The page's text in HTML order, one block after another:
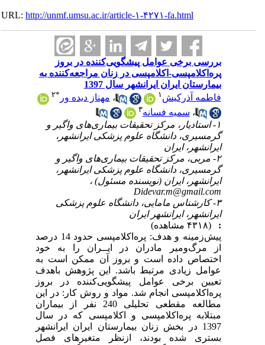
URL:http://unmf.umsu.ac.ir/article-۱-۴۲۷۱-fa.html
بررسی برخی عوامل پیشگویی‌کننده در بروز
پره‌اکلامپسی-اکلامپسی در زنان مراجعه‌کننده به
بیمارستان ایران ایرانشهر سال 1397
فاطمه آذرکیش۱ ،مهناز دیده ور ۲
،سمیه فسانه۳
۱- استادیار، مرکز تحقیقات بیماری‌های واگیر و
گرمسیری، دانشگاه علوم پزشکی ایرانشهر،
ایرانشهر، ایران
۲- مربی، مرکز تحقیقات بیماری‌های واگیر و
گرمسیری، دانشگاه علوم پزشکی ایرانشهر،
ایرانشهر، ایران (نویسنده مسئول) ،
Didevar.m@gmail.com
۳- کارشناس مامایی، دانشگاه علوم پزشکی
ایرانشهر، ایرانشهر ایران
پیش‌زمینه و هدف: پره‌اکلامپسی حدود 14 درصد
از مرگ‌ومیر مادران در ایــران را به خود
اختصاص داده است و بروز آن ممکن است به
عوامل زیادی مرتبط باشد. این پژوهش باهدف
تعیین برخی عوامل پیشگویی‌کننده در بروز
پره‌اکلامپسی انجام شد. مواد و روش کار: در این
مطالعه مقطعی تحلیلی 240 نفر از بیماران
مبتلابه پره‌اکلامپسی و اکلامپسی که در سال
1397 در بخش زنان بیمارستان ایران ایرانشهر
بستری شده بودند، ازنظر متغیرهای فصل